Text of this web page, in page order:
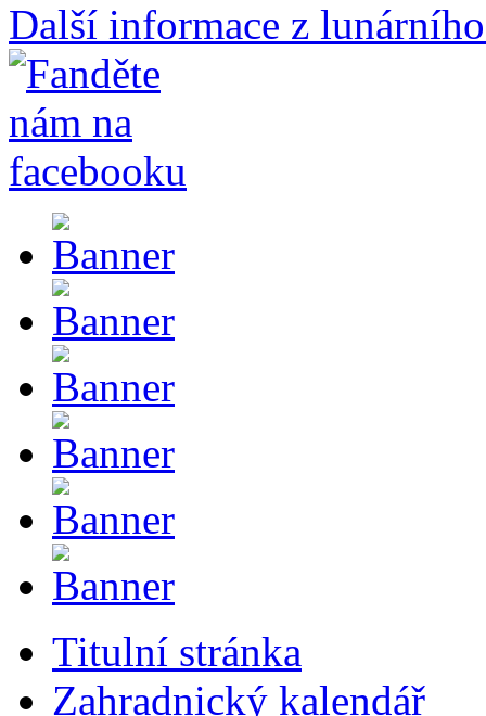
Další informace z
Titulní stránka
Zahradnický kalendář